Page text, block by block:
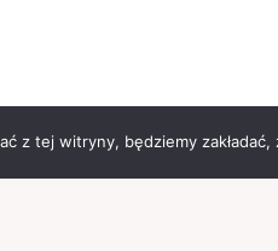
z tej witryny, będziemy